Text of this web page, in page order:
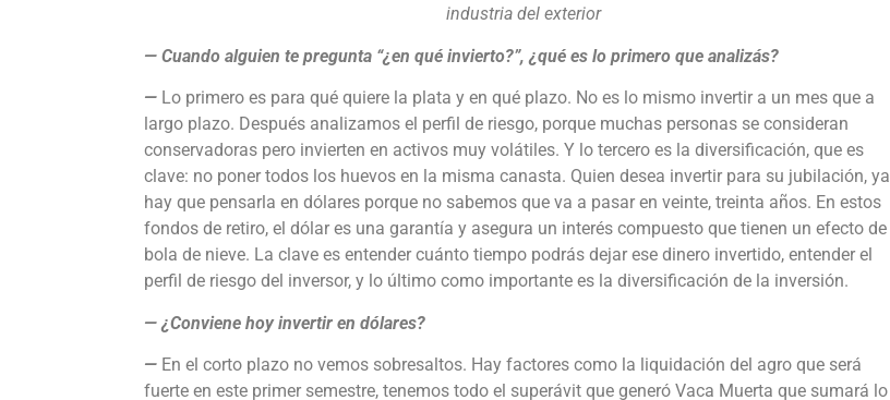
industria del exterior
— Cuando alguien te pregunta “¿en qué invierto?”, ¿qué es lo primero que analizás?
— Lo primero es para qué quiere la plata y en qué plazo. No es lo mismo invertir a un mes que a
largo plazo. Después analizamos el perfil de riesgo, porque muchas personas se consideran
conservadoras pero invierten en activos muy volátiles. Y lo tercero es la diversificación, que es
clave: no poner todos los huevos en la misma canasta. Quien desea invertir para su jubilación, ya
hay que pensarla en dólares porque no sabemos que va a pasar en veinte, treinta años. En estos
fondos de retiro, el dólar es una garantía y asegura un interés compuesto que tienen un efecto de
bola de nieve. La clave es entender cuánto tiempo podrás dejar ese dinero invertido, entender el
perfil de riesgo del inversor, y lo último como importante es la diversificación de la inversión.
— ¿Conviene hoy invertir en dólares?
— En el corto plazo no vemos sobresaltos. Hay factores como la liquidación del agro que será
fuerte en este primer semestre, tenemos todo el superávit que generó Vaca Muerta que sumará lo